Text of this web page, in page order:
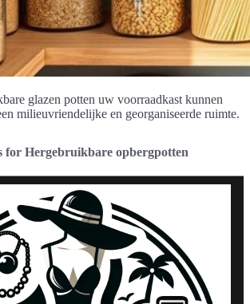
glazen potten uw voorraadkast kunnen
milieuvriendelijke en georganiseerde ruimte.
for Hergebruikbare opbergpotten